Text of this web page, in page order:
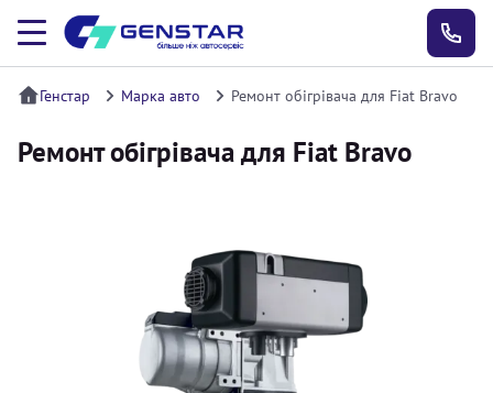
Генстар Марка авто Ремонт обігрівача для Fiat Bravo
Ремонт обігрівача для Fiat Bravo